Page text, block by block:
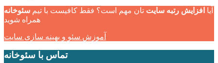
آیا افزایش رتبه سایت تان مهم است؟ فقط کافیست با تیم سئوخانه
همراه شوید
آموزش سئو و بهینه سازی سایت
تماس با سئوخانه